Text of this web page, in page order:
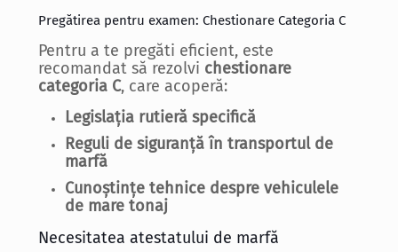
Pregătirea pentru examen: Chestionare Categoria C
Pentru a te pregăti eficient, este
recomandat să rezolvi chestionare
categoria C, care acoperă:
Legislația rutieră specifică
Reguli de siguranță în transportul de
marfă
Cunoștințe tehnice despre vehiculele
de mare tonaj
Necesitatea atestatului de marfă